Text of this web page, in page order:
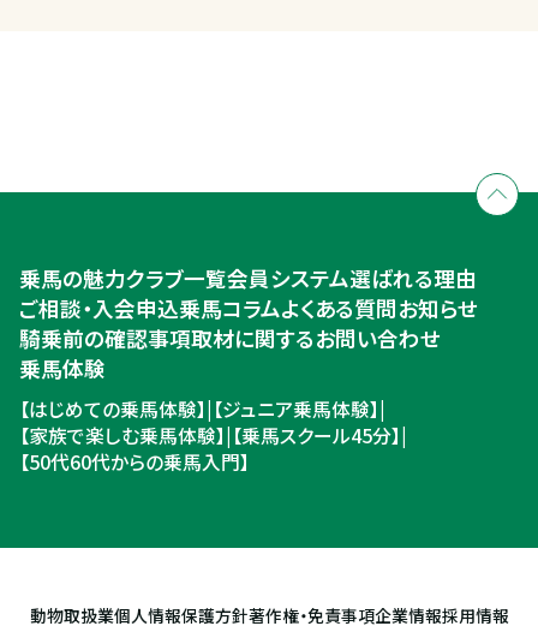
入会のご相談・申込
ご相談・入会申込
乗馬の魅力クラブ一覧会員システム選ばれる理由
ご相談・入会申込乗馬コラムよくある質問お知らせ
騎乗前の確認事項取材に関するお問い合わせ
乗馬体験
【はじめての乗馬体験】| 【ジュニア乗馬体験】|
【家族で楽しむ乗馬体験】| 【乗馬スクール45分】|
【50代60代からの乗馬入門】
動物取扱業個人情報保護方針著作権・免責事項企業情報採用情報